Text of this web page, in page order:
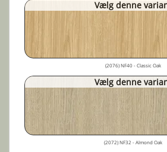
Vælg denne
(2076) NF40 - Classic Oak
Vælg denne
(2072) NF32 - Almond Oak